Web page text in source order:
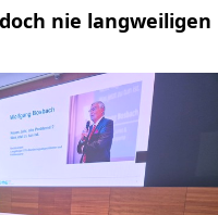
nie langweiligen